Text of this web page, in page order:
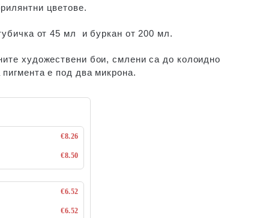
цветове.
от 45 мл и буркан от 200 мл.
художествени бои, смлени са до колоидно
е под два микрона.
€8.26
€8.50
€6.52
€6.52